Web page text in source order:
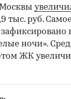
тыс. руб.
ночи».
ЖК